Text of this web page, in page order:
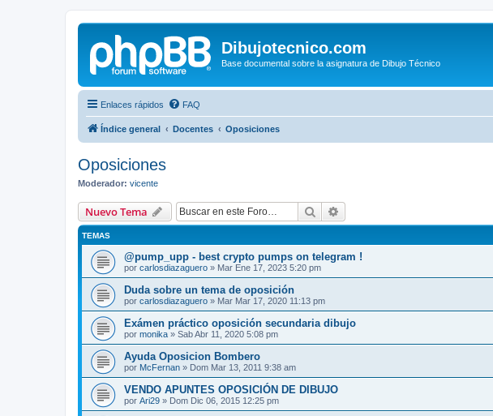
Dibujotecnico.com
Base documental sobre la asignatura de Dibujo Técnico
Enlaces rápidos FAQ
Índice general Docentes Oposiciones
Oposiciones
Moderador: vicente
Nuevo Tema Buscar
TEMAS
@pump_upp - best crypto pumps on telegram !
por carlosdiazaguero » Mar Ene 17, 2023 5:20 pm
Duda sobre un tema de oposición
por carlosdiazaguero » Mar Mar 17, 2020 11:13 pm
Exámen práctico oposición secundaria dibujo
por monika » Sab Abr 11, 2020 5:08 pm
Ayuda Oposicion Bombero
por McFernan » Dom Mar 13, 2011 9:38 am
VENDO APUNTES OPOSICIÓN DE DIBUJO
por Ari29 » Dom Dic 06, 2015 12:25 pm